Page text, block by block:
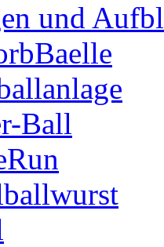
und
Ball